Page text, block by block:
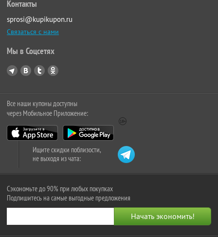
Контакты
sprosi@kupikupon.ru
Связаться с нами
Мы в Соцсетях
Все наши купоны доступны
через Мобильное Приложение:
Ищите скидки поблизости,
не выходя из чата:
Сэкономьте до 90% при любых покупках
Подпишитесь на самые выгодные предложения